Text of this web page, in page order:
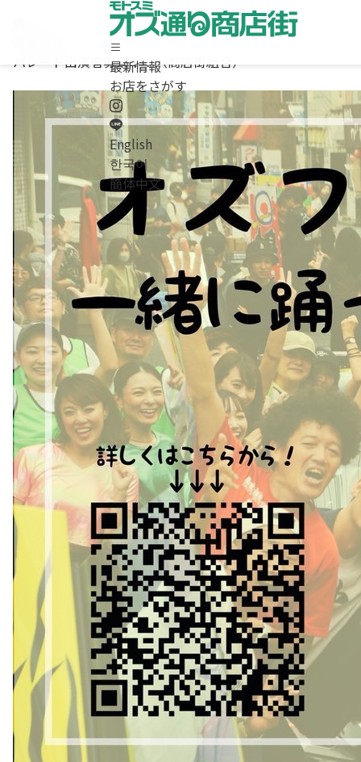
最新情報
お店をさがす
English
한국어
簡体中文
ホーム
最新情報
お店をさがす
求人情報
商店街について / お問合わせ
Instagram
LINE
English/한국어/簡体中文
パレード出演者募集中！（商店街組合）